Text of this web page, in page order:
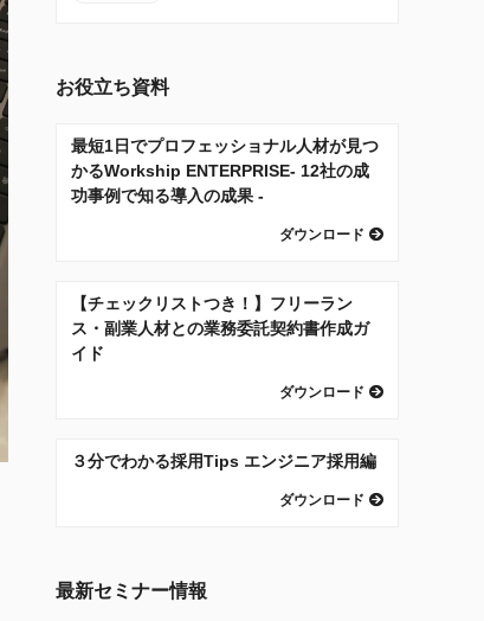
お役立ち資料
最短1日でプロフェッショナル人材が見つ
かるWorkship ENTERPRISE- 12社の成
功事例で知る導入の成果 -
ダウンロード
【チェックリストつき！】フリーラン
ス・副業人材との業務委託契約書作成ガ
イド
ダウンロード
３分でわかる採用Tips エンジニア採用編
ダウンロード
最新セミナー情報